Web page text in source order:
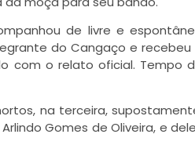
de livre e
do Cangaço e recebeu
com o relato oficial. Tempo
na terceira,
Gomes de Oliveira, e